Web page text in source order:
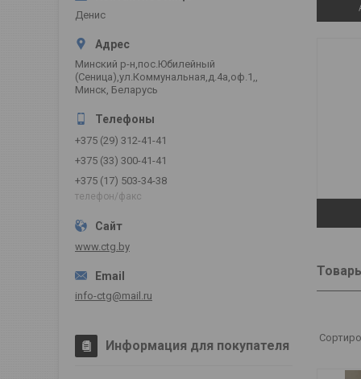
Денис
Минский р-н,пос.Юбилейный
(Сеница),ул.Коммунальная,д.4а,оф.1,,
Минск, Беларусь
+375 (29) 312-41-41
+375 (33) 300-41-41
+375 (17) 503-34-38
телефон/факс
www.ctg.by
info-ctg@mail.ru
Информация для покупателя